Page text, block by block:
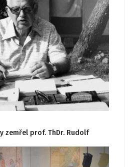
zemřel prof. ThDr. Rudolf